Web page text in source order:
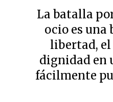
La batalla
ocio es una
libertad,
dignidad en
fácilmente